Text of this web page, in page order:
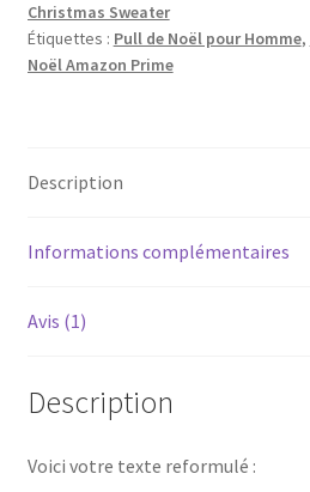
Christmas Sweater
Étiquettes : Pull de Noël pour Homme,
Noël Amazon Prime
Description
Informations complémentaires
Avis (1)
Description
Voici votre texte reformulé :